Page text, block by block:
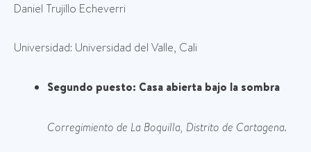
Daniel Trujillo Echeverri
Universidad: Universidad del Valle, Cali
Segundo puesto: Casa abierta bajo la sombra
Corregimiento de La Boquilla, Distrito de Cartagena.